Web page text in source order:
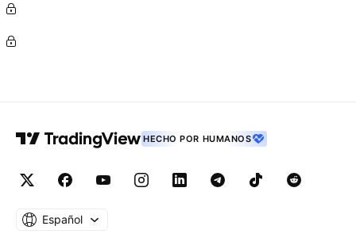
HECHO POR HUMANOS
Español